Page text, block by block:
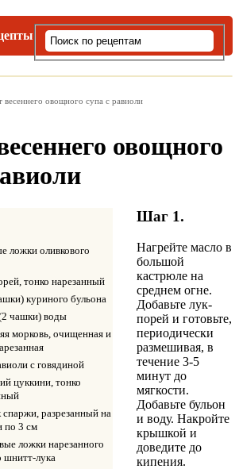
весеннего овощного супа с равиоли
овощного
ложки оливкового
тонко нарезанный
куриного бульона
чашки) воды
морковь, очищенная и
с говядиной
цуккини, тонко
спаржи, разрезанный на
по 3 см
ложки нарезанного
шнитт-лука
Шаг 1.
Нагрейте масло в
большой
кастрюле на
среднем огне.
Добавьте лук-
порей и готовьте,
периодически
размешивая, в
течение 3-5
минут до
мягкости.
Добавьте бульон
и воду. Накройте
крышкой и
доведите до
кипения.